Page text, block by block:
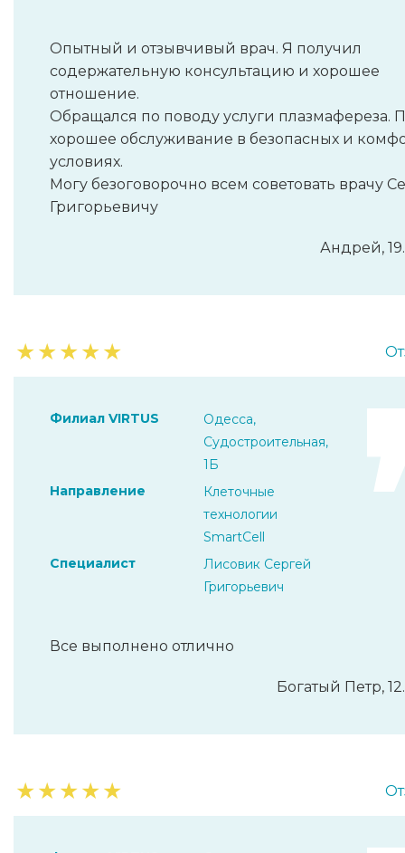
Опытный и отзывчивый врач. Я получил
содержательную консультацию и хорошее
отношение.
Обращался по поводу услуги плазмафереза.
хорошее обслуживание в безопасных и
условиях.
Могу безоговорочно всем советовать врачу
Григорьевичу
Андрей,
★★★★★
Филиал VIRTUS
Одесса,
Судостроительная,
1Б
Направление
Клеточные
технологии
SmartCell
Специалист
Лисовик Сергей
Григорьевич
Все выполнено отлично
Богатый Петр,
★★★★★